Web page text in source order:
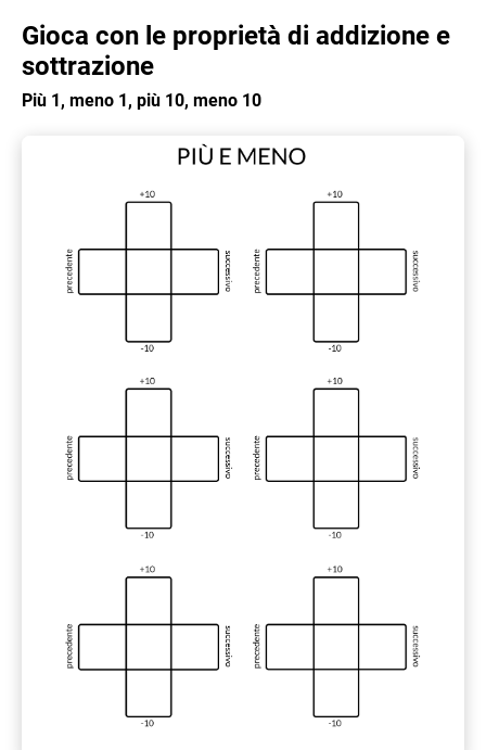
Gioca con le proprietà di addizione e
sottrazione
Più 1, meno 1, più 10, meno 10